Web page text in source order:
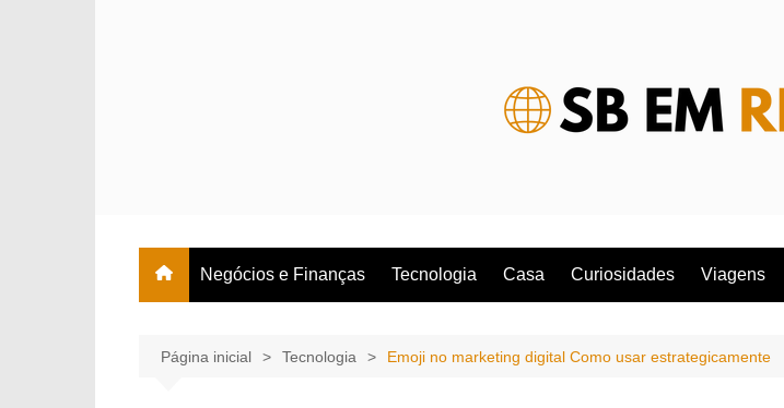
Negócios e Finanças Tecnologia Casa Curiosidades Viagens
Página inicial Tecnologia Emoji no marketing digital Como usar estrategicamente